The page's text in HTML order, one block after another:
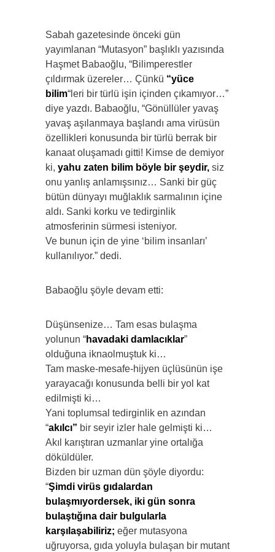
Sabah gazetesinde önceki gün
yayımlanan “Mutasyon” başlıklı yazısında
Haşmet Babaoğlu, “Bilimperestler
çıldırmak üzereler… Çünkü “yüce
bilim“leri bir türlü işin içinden çıkamıyor…”
diye yazdı. Babaoğlu, “Gönüllüler yavaş
yavaş aşılanmaya başlandı ama virüsün
özellikleri konusunda bir türlü berrak bir
kanaat oluşamadı gitti! Kimse de demiyor
ki, yahu zaten bilim böyle bir şeydir, siz
onu yanlış anlamışsınız… Sanki bir güç
bütün dünyayı muğlaklık sarmalının içine
aldı. Sanki korku ve tedirginlik
atmosferinin sürmesi isteniyor.
Ve bunun için de yine ‘bilim insanları’
kullanılıyor.” dedi.
Babaoğlu şöyle devam etti:
Düşünsenize… Tam esas bulaşma
yolunun “havadaki damlacıklar”
olduğuna iknaolmuştuk ki…
Tam maske-mesafe-hijyen üçlüsünün işe
yarayacağı konusunda belli bir yol kat
edilmişti ki…
Yani toplumsal tedirginlik en azından
“akılcı” bir seyir izler hale gelmişti ki…
Akıl karıştıran uzmanlar yine ortalığa
döküldüler.
Bizden bir uzman dün şöyle diyordu:
“Şimdi virüs gıdalardan
bulaşmıyordersek, iki gün sonra
bulaştığına dair bulgularla
karşılaşabiliriz; eğer mutasyona
uğruyorsa, gıda yoluyla bulaşan bir mutant